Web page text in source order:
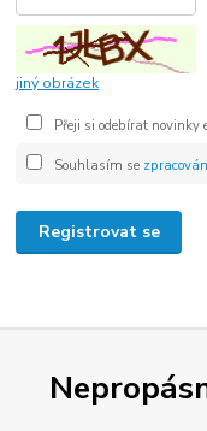
jiný obrázek
Přeji si odebírat
Souhlasím se
Registrovat se